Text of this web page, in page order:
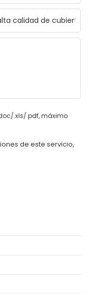
.xls/.pdf, máximo
de este servicio,